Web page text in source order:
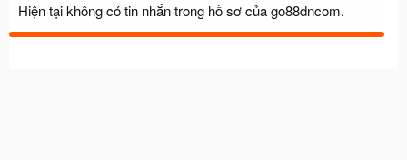
Hiện tại không có tin nhắn trong hồ sơ của go88dncom.